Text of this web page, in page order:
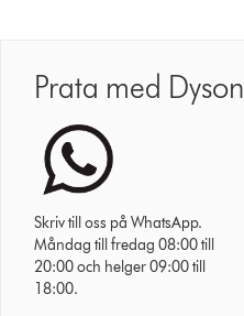
Prata med Dyson
Skriv till oss på WhatsApp.
Måndag till fredag 08:00 till
20:00 och helger 09:00 till
18:00.